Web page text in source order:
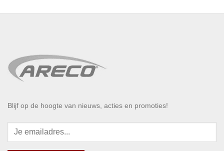
Blijf op de hoogte van nieuws, acties en promoties!